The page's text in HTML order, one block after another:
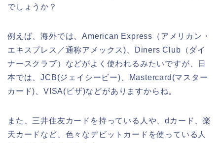
でしょうか？
例えば、海外では、American Express（アメリカン・
エキスプレス／通称アメックス)、Diners Club（ダイ
ナースクラブ）などがよく使われるみたいですが、日
本では、JCB(ジェイシービー)、Mastercard(マスター
カード)、VISA(ビザ)などがありますからね。
また、三井住友カードを持っている人や、dカード、楽
天カードなど、色々なデビットカードを使っている人